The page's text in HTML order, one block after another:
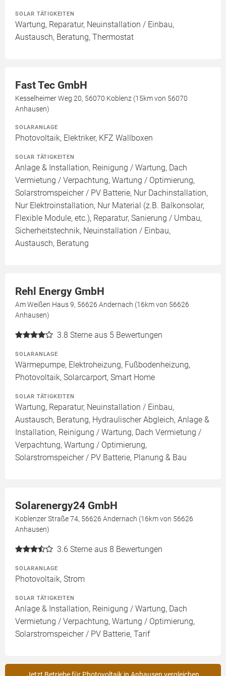
SOLAR TÄTIGKEITEN
Wartung, Reparatur, Neuinstallation / Einbau,
Austausch, Beratung, Thermostat
Fast Tec GmbH
Kesselheimer Weg 20, 56070 Koblenz (15km von 56070
Anhausen)
SOLARANLAGE
Photovoltaik, Elektriker, KFZ Wallboxen
SOLAR TÄTIGKEITEN
Anlage & Installation, Reinigung / Wartung, Dach
Vermietung / Verpachtung, Wartung / Optimierung,
Solarstromspeicher / PV Batterie, Nur Dachinstallation,
Nur Elektroinstallation, Nur Material (z.B. Balkonsolar,
Flexible Module, etc.), Reparatur, Sanierung / Umbau,
Sicherheitstechnik, Neuinstallation / Einbau,
Austausch, Beratung
Rehl Energy GmbH
Am Weißen Haus 9, 56626 Andernach (16km von 56626
Anhausen)
3.8 Sterne aus 5 Bewertungen
SOLARANLAGE
Wärmepumpe, Elektroheizung, Fußbodenheizung,
Photovoltaik, Solarcarport, Smart Home
SOLAR TÄTIGKEITEN
Wartung, Reparatur, Neuinstallation / Einbau,
Austausch, Beratung, Hydraulischer Abgleich, Anlage &
Installation, Reinigung / Wartung, Dach Vermietung /
Verpachtung, Wartung / Optimierung,
Solarstromspeicher / PV Batterie, Planung & Bau
Solarenergy24 GmbH
Koblenzer Straße 74, 56626 Andernach (16km von 56626
Anhausen)
3.6 Sterne aus 8 Bewertungen
SOLARANLAGE
Photovoltaik, Strom
SOLAR TÄTIGKEITEN
Anlage & Installation, Reinigung / Wartung, Dach
Vermietung / Verpachtung, Wartung / Optimierung,
Solarstromspeicher / PV Batterie, Tarif
Jetzt Betriebe für Photovoltaik in Anhausen vergleichen